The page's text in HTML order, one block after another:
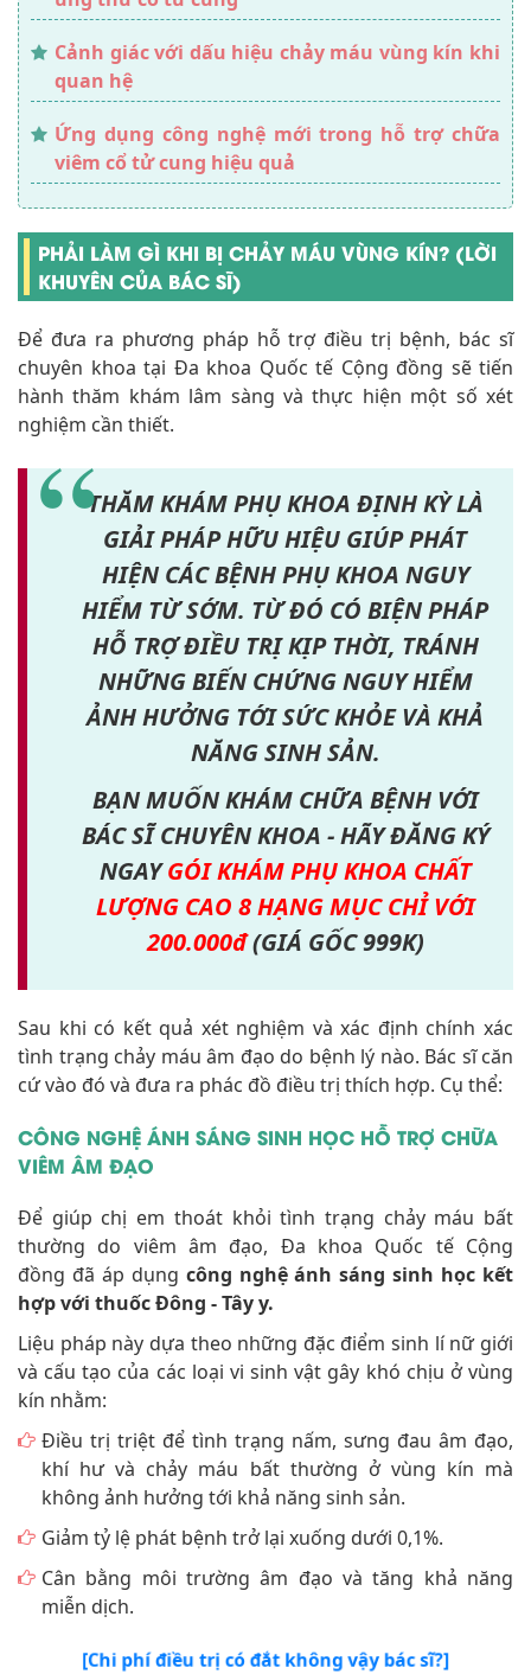
Cảnh giác với dấu hiệu chảy máu vùng kín khi
quan hệ
Ứng dụng công nghệ mới trong hỗ trợ chữa
viêm cổ tử cung hiệu quả
PHẢI LÀM GÌ KHI BỊ CHẢY MÁU VÙNG KÍN? (LỜI
KHUYÊN CỦA BÁC SĨ)
Để đưa ra phương pháp hỗ trợ điều trị bệnh, bác sĩ
chuyên khoa tại Đa khoa Quốc tế Cộng đồng sẽ tiến
hành thăm khám lâm sàng và thực hiện một số xét
nghiệm cần thiết.
THĂM KHÁM PHỤ KHOA ĐỊNH KỲ LÀ
GIẢI PHÁP HỮU HIỆU GIÚP PHÁT
HIỆN CÁC BỆNH PHỤ KHOA NGUY
HIỂM TỪ SỚM. TỪ ĐÓ CÓ BIỆN PHÁP
HỖ TRỢ ĐIỀU TRỊ KỊP THỜI, TRÁNH
NHỮNG BIẾN CHỨNG NGUY HIỂM
ẢNH HƯỞNG TỚI SỨC KHỎE VÀ KHẢ
NĂNG SINH SẢN.
BẠN MUỐN KHÁM CHỮA BỆNH VỚI
BÁC SĨ CHUYÊN KHOA - HÃY ĐĂNG KÝ
NGAYGÓI KHÁM PHỤ KHOA CHẤT
LƯỢNG CAO 8 HẠNG MỤC CHỈ VỚI
200.000đ(GIÁ GỐC 999K)
Sau khi có kết quả xét nghiệm và xác định chính xác
tình trạng chảy máu âm đạo do bệnh lý nào. Bác sĩ căn
cứ vào đó và đưa ra phác đồ điều trị thích hợp. Cụ thể:
CÔNG NGHỆ ÁNH SÁNG SINH HỌC HỖ TRỢ CHỮA
VIÊM ÂM ĐẠO
Để giúp chị em thoát khỏi tình trạng chảy máu bất
thường do viêm âm đạo, Đa khoa Quốc tế Cộng
đồng đã áp dụng công nghệ ánh sáng sinh học kết
hợp với thuốc Đông - Tây y.
Liệu pháp này dựa theo những đặc điểm sinh lí nữ giới
và cấu tạo của các loại vi sinh vật gây khó chịu ở vùng
kín nhằm:
Điều trị triệt để tình trạng nấm, sưng đau âm đạo,
khí hư và chảy máu bất thường ở vùng kín mà
không ảnh hưởng tới khả năng sinh sản.
Giảm tỷ lệ phát bệnh trở lại xuống dưới 0,1%.
Cân bằng môi trường âm đạo và tăng khả năng
miễn dịch.
[Chi phí điều trị có đắt không vậy bác sĩ?]